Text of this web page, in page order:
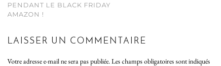
PENDANT LE BLACK FRIDAY
AMAZON !
LAISSER UN COMMENTAIRE
Votre adresse e-mail ne sera pas publiée. Les champs obligatoires sont indiqués